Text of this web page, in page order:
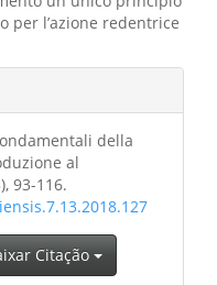
per l’azione redentrice
della
al
93-116.
Citação